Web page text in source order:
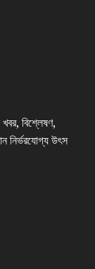
বিশ্লেষণ,
নির্ভরযোগ্য উৎস